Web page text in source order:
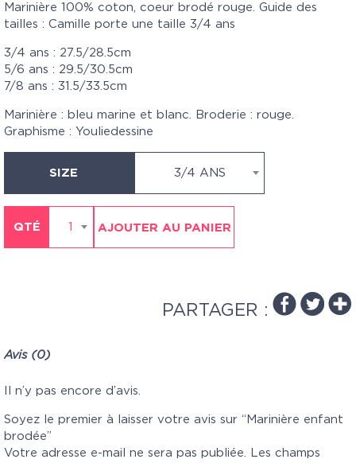
Marinière 100% coton, coeur brodé rouge. Guide des
tailles : Camille porte une taille 3/4 ans
3/4 ans : 27.5/28.5cm
5/6 ans : 29.5/30.5cm
7/8 ans : 31.5/33.5cm
Marinière : bleu marine et blanc. Broderie : rouge.
Graphisme : Youliedessine
SIZE 3/4 ANS
QTÉ 1 AJOUTER AU PANIER
PARTAGER :
Avis (0)
Il n’y pas encore d’avis.
Soyez le premier à laisser votre avis sur “Marinière enfant
brodée”
Votre adresse e-mail ne sera pas publiée. Les champs